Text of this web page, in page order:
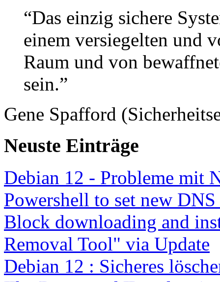
“Das einzig sichere
einem versiegelten und
Raum und von
sein.”
Gene Spafford
Neuste Einträge
Debian 12 - Probleme mit
Powershell to set new
Block downloading and
Removal Tool" via Update
Debian 12 : Sicheres